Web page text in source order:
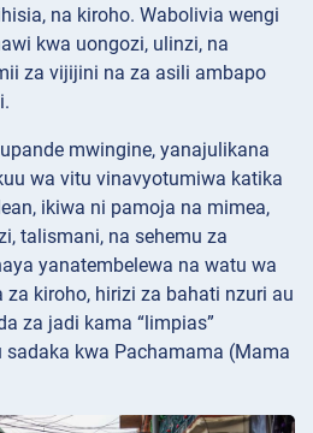
na kiroho. Wabolivia wengi
kwa uongozi, ulinzi, na
za vijijini na za asili ambapo
mwingine, yanajulikana
wa vitu vinavyotumiwa katika
ikiwa ni pamoja na mimea,
talismani, na sehemu za
yanatembelewa na watu wa
kiroho, hirizi za bahati nzuri au
za jadi kama “limpias”
kwa Pachamama (Mama